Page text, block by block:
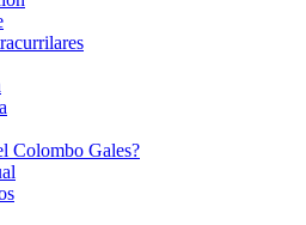
Colombo Gales?